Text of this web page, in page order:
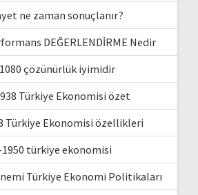
ne zaman sonuçlanır?
DEĞERLENDİRME Nedir
çözünürlük iyimidir
Türkiye Ekonomisi özet
Türkiye Ekonomisi özellikleri
1950 türkiye ekonomisi
Türkiye Ekonomi Politikaları